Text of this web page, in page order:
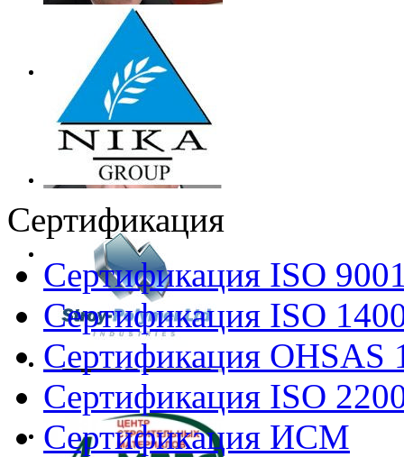
Сертификация
Сертификация ISO
Сертификация ISO
Сертификация OHSAS
Сертификация ISO
Сертификация ИСМ